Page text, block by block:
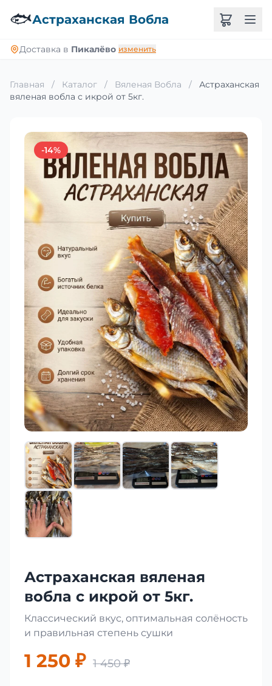
🐟Астраханская Вобла
Доставка в Пикалёво изменить
Главная / Каталог / Вяленая Вобла /
Астраханская
вяленая вобла с икрой от 5кг.
-14%
Астраханская вяленая
вобла с икрой от 5кг.
Классический вкус, оптимальная солёность
и правильная степень сушки
1 250 ₽ 1 450 ₽